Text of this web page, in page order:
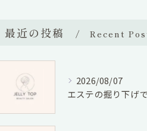
最近の投稿 Recent
2026/08/07